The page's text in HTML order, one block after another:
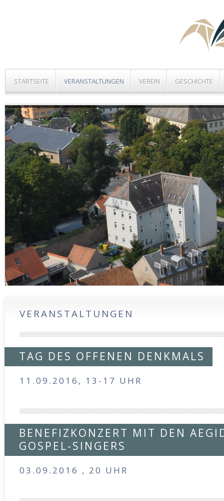
STARTSEITE VERANSTALTUNGEN VEREIN GESCHICHTE
VERANSTALTUNGEN
TAG DES OFFENEN DENKMALS
11.09.2016, 13-17 UHR
BENEFIZKONZERT MIT DEN
GOSPEL-SINGERS
03.09.2016 , 20 UHR